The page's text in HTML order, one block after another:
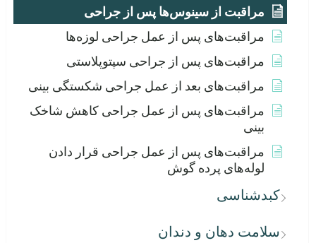
مراقبت از سینوس‌ها پس از جراحی
مراقبت‌های پس از عمل جراحی لوزه‌ها
مراقبت‌های پس از جراحی سپتوپلاستی
مراقبت‌های بعد از عمل جراحی شکستگی بینی
مراقبت‌های پس از عمل جراحی کاهش شاخک
بینی
مراقبت‌های پس از عمل جراحی قرار دادن
لوله‌های پرده گوش
کبدشناسی
سلامت دهان و دندان